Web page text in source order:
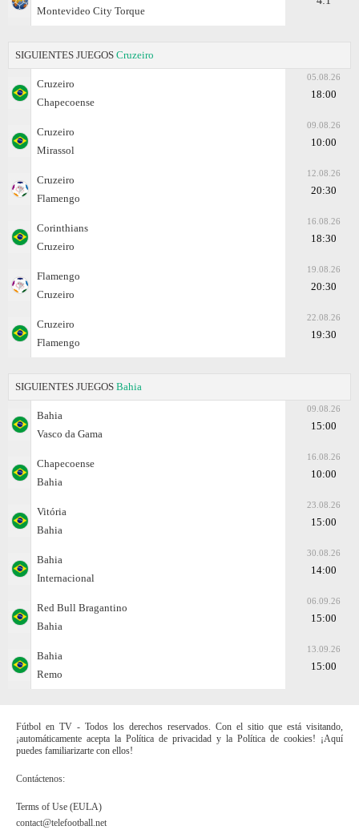
Montevideo City Torque
SIGUIENTES JUEGOS Cruzeiro
Cruzeiro
Chapecoense
05.08.26
18:00
Cruzeiro
Mirassol
09.08.26
10:00
Cruzeiro
Flamengo
12.08.26
20:30
Corinthians
Cruzeiro
16.08.26
18:30
Flamengo
Cruzeiro
19.08.26
20:30
Cruzeiro
Flamengo
22.08.26
19:30
SIGUIENTES JUEGOS Bahia
Bahia
Vasco da Gama
09.08.26
15:00
Chapecoense
Bahia
16.08.26
10:00
Vitória
Bahia
23.08.26
15:00
Bahia
Internacional
30.08.26
14:00
Red Bull Bragantino
Bahia
06.09.26
15:00
Bahia
Remo
13.09.26
15:00
Fútbol en TV - Todos los derechos reservados. Con el sitio que está visitando,
¡automáticamente acepta la Política de privacidad y la Política de cookies! ¡Aquí
puedes familiarizarte con ellos!
Contáctenos:
Terms of Use (EULA)
contact@telefootball.net